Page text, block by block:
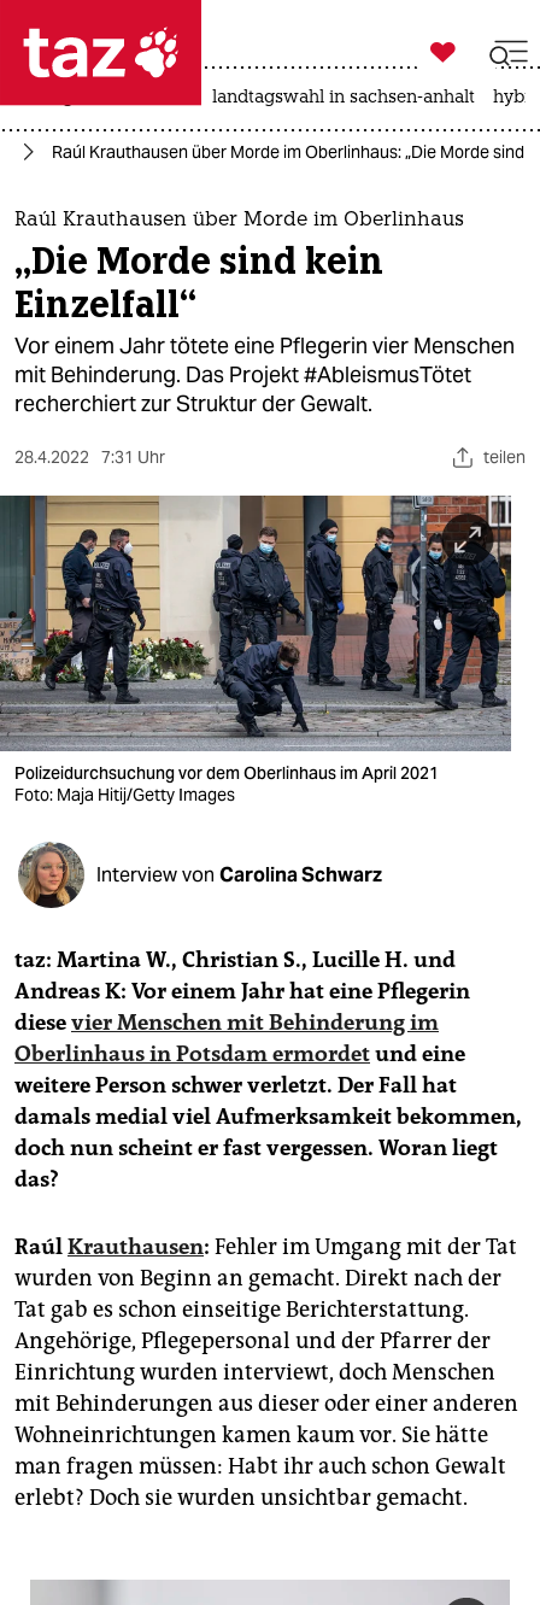
 taz zahl ich
taz zahl ich
themen
politik
öko
gesellschaft
sport
berlin
nord
wahrheit
verlag
verlag
veranstaltungen
shop
fragen & hilfe
abo
genossenschaft
epaper login

taz zahl ich
landtagswahl in sachsen-anhalt
Raúl Krauthausen über Morde im Oberlinhaus: „Die Morde sind
Raúl Krauthausen über Morde im Oberlinhaus
„Die Morde sind kein
Einzelfall“
Vor einem Jahr tötete eine Pflegerin vier Menschen
mit Behinderung. Das Projekt #AbleismusTötet
recherchiert zur Struktur der Gewalt.
28.4.2022 7:31 Uhr teilen
Polizeidurchsuchung vor dem Oberlinhaus im April 2021
Foto: Maja Hitij/Getty Images
Interview von Carolina Schwarz
taz: Martina W., Christian S., Lucille H. und
Andreas K: Vor einem Jahr hat eine Pflegerin
diesevier Menschen mit Behinderung im
Oberlinhaus in Potsdam ermordetund eine
weitere Person schwer verletzt. Der Fall hat
damals medial viel Aufmerksamkeit bekommen,
doch nun scheint er fast vergessen. Woran liegt
das?
RaúlKrauthausen: Fehler im Umgang mit der Tat
wurden von Beginn an gemacht. Direkt nach der
Tat gab es schon einseitige Berichterstattung.
Angehörige, Pflegepersonal und der Pfarrer der
Einrichtung wurden interviewt, doch Menschen
mit Behinderungen aus dieser oder einer anderen
Wohneinrichtungen kamen kaum vor. Sie hätte
man fragen müssen: Habt ihr auch schon Gewalt
erlebt? Doch sie wurden unsichtbar gemacht.